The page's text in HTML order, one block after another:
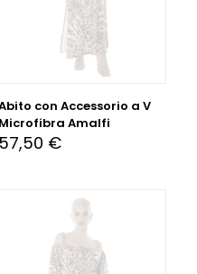
con Accessorio a V
Microfibra Amalfi
57,50 €